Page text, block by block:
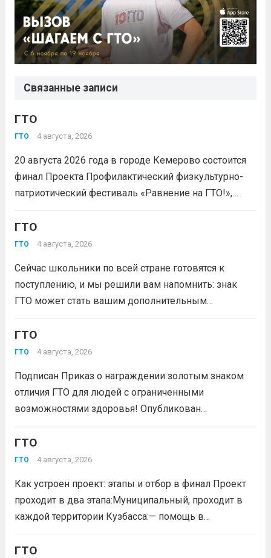
Связанные записи
ГТО
ГТО 4 августа, 2026
20 августа 2026 года в городе Кемерово состоится
финал Проекта Профилактический физкультурно-
патриотический фестиваль «Равнение на ГТО!»,
Первых-2026».В мероприятии примут участие
победители муниципального этапа проектной
Кузбасса.Состав команды 6 человек, 3 участника
из...Читать дальше
ГТО
ГТО 4 августа, 2026
Сейчас школьники по всей стране готовятся к
поступлению, и мы решили вам напомнить: знак
ГТО может стать вашим дополнительным
Многие университеты начисляют абитуриентам
баллы за индивидуальные достижения — и знак
ГТО
ГТО 4 августа, 2026
Подписан Приказ о награждении золотым знаком
отличия ГТО для людей с ограниченными
возможностями здоровья! Опубликован
Российской Федерации № 229 НГ от 22 июля 2026
года. Документ утверждает список граждан,
Всероссийского физкультурно-спортивного
комплекса...Читать дальше
ГТО
ГТО 4 августа, 2026
Как устроен проект: этапы и отбор в финал Проект
проходит в два этапа:Муниципальный, проходит в
каждой территории Кузбасса:— помощь в
класс по правильной технике выполнения
ГТО